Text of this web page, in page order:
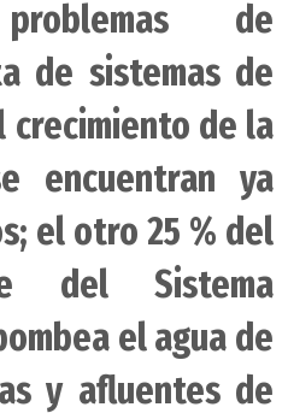
de
de sistemas de
de la
encuentran ya
el otro 25 % del
del Sistema
el agua de
y afluentes de